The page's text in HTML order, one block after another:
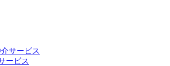
サービス
ービス